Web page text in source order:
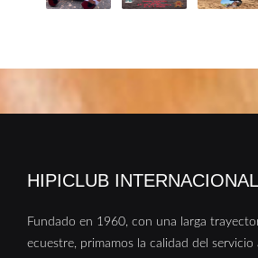
HIPICLUB INTERNACIONAL
Fundado en 1960, con una larga
ecuestre, primamos la calidad del servicio